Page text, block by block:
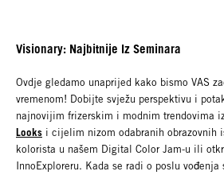
Visionary: Najbitnije Iz Seminara
Ovdje gledamo unaprijed kako bismo VAS
vremenom! Dobijte svježu perspektivu i
najnovijim frizerskim i modnim trendovima
Looks i cijelim nizom odabranih obrazovnih
kolorista u našem Digital Color Jam-u ili
InnoExploreru. Kada se radi o poslu